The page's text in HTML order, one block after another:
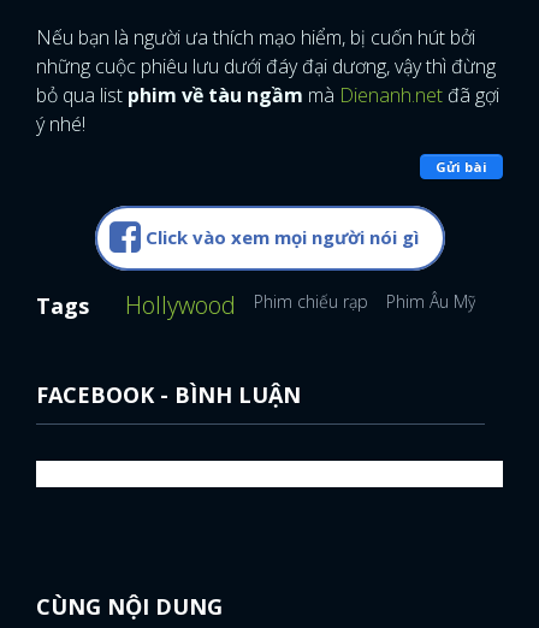
Nếu bạn là người ưa thích mạo hiểm, bị cuốn hút bởi
những cuộc phiêu lưu dưới đáy đại dương, vậy thì đừng
bỏ qua list phim về tàu ngầm mà Dienanh.net đã gợi
ý nhé!
Gửi bài
Click vào xem mọi người nói gì
Tags Hollywood Phim chiếu rạp Phim Âu Mỹ
FACEBOOK - BÌNH LUẬN
CÙNG NỘI DUNG